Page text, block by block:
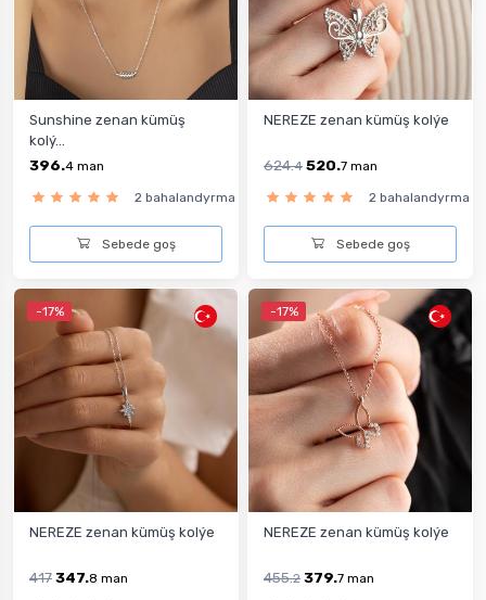
Sunshine zenan kümüş
kolý...
396.4 man
2 bahalandyrma
Sebede goş
NEREZE zenan kümüş kolýe
624.4 520.7 man
2 bahalandyrma
Sebede goş
-17%
NEREZE zenan kümüş kolýe
417347.8 man
-17%
NEREZE zenan kümüş kolýe
455.2 379.7 man